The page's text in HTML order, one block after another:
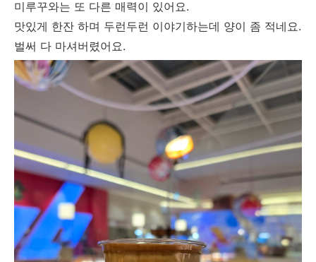
미루꾸와는 또 다른 매력이 있어요.
맛있게 한잔 하며 두런두런 이야기하는데 양이 좀 적네요.
벌써 다 마셔버렸어요.